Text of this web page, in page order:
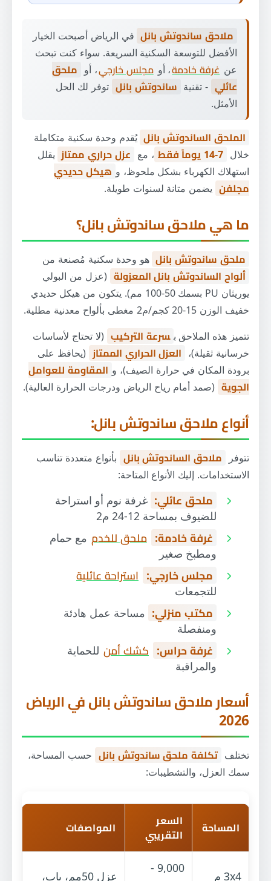
العمر الافتراضي ومدة الضمان
نصائح مهمة قبل شراء ملحق ساندوتش بانل
خاتمة: ابدأ مشروعك اليوم
ملاحق ساندوتش بانل في الرياض أصبحت الخيار
الأفضل للتوسعة السكنية السريعة. سواء كنت تبحث
عن غرفة خادمة، أو مجلس خارجي، أو ملحق
عائلي - تقنية ساندوتش بانل توفر لك الحل
الأمثل.
الملحق الساندوتش بانل يُقدم وحدة سكنية متكاملة
خلال 7-14 يوماً فقط ، مع عزل حراري ممتاز يقلل
استهلاك الكهرباء بشكل ملحوظ، و هيكل حديدي
مجلفن يضمن متانة لسنوات طويلة.
ما هي ملاحق ساندوتش بانل؟
ملحق ساندوتش بانل هو وحدة سكنية مُصنعة من
ألواح الساندوتش بانل المعزولة (عزل من البولي
يوريثان PU بسمك 50-100 مم). يتكون من هيكل حديدي
خفيف الوزن 15-20 كجم/م2 مغطى بألواح معدنية مطلية.
تتميز هذه الملاحق ب سرعة التركيب (لا تحتاج لأساسات
خرسانية ثقيلة)، العزل الحراري الممتاز (يحافظ على
برودة المكان في حرارة الصيف)، و المقاومة للعوامل
الجوية (صمد أمام رياح الرياض ودرجات الحرارة العالية).
أنواع ملاحق ساندوتش بانل:
تتوفر ملاحق الساندوتش بانل بأنواع متعددة تناسب
الاستخدامات. إليك الأنواع المتاحة:
ملحق عائلي: غرفة نوم أو استراحة
للضيوف بمساحة 12-24 م2
غرفة خادمة: ملحق للخدم مع حمام
ومطبخ صغير
مجلس خارجي:
استراحة عائلية
للتجمعات
مكتب منزلي: مساحة عمل هادئة
ومنفصلة
غرفة حراس:
كشك أمن للحماية
والمراقبة
أسعار ملاحق ساندوتش بانل في الرياض
2026
تختلف تكلفة ملحق ساندوتش بانل حسب المساحة،
سمك العزل، والتشطيبات:
المساحة
السعر
التقريبي
المواصفات
3x4 م
9,000 -
عزل 50مم، باب،